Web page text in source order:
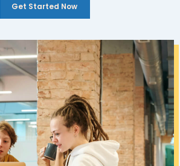
Get Started Now